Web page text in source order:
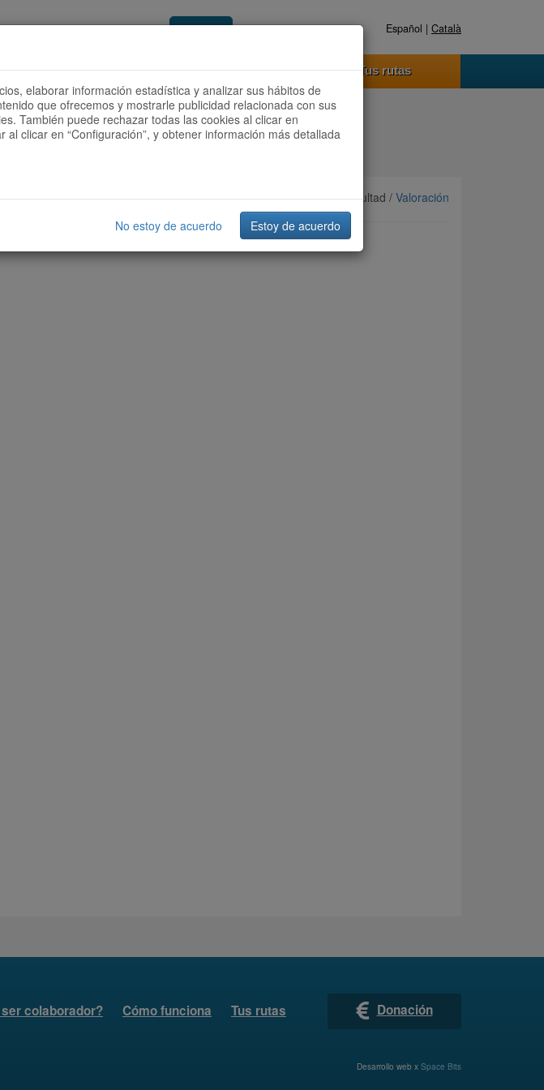
Acceder Registrate ahora Español | Català
colaborador? Cómo funciona Tus rutas
Ordenar por:Más recientes/ Dificultad / Valoración
colaborador? Cómo funciona Tus rutas Donación
Desarrollo web x Space Bits
elaborar información estadística y analizar sus hábitos de
que ofrecemos y mostrarle publicidad relacionada con sus
También puede rechazar todas las cookies al clicar en
clicar en “Configuración”, y obtener información más detallada
No estoy de acuerdo Estoy de acuerdo